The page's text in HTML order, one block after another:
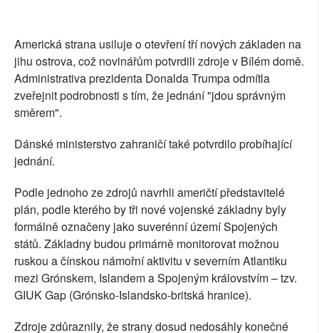
Americká strana usiluje o otevření tří nových základen na
jihu ostrova, což novinářům potvrdili zdroje v Bílém domě.
Administrativa prezidenta Donalda Trumpa odmítla
zveřejnit podrobnosti s tím, že jednání "jdou správným
směrem".
Dánské ministerstvo zahraničí také potvrdilo probíhající
jednání.
Podle jednoho ze zdrojů navrhli američtí představitelé
plán, podle kterého by tři nové vojenské základny byly
formálně označeny jako suverénní území Spojených
států. Základny budou primárně monitorovat možnou
ruskou a čínskou námořní aktivitu v severním Atlantiku
mezi Grónskem, Islandem a Spojeným královstvím – tzv.
GIUK Gap (Grónsko-Islandsko-britská hranice).
Zdroje zdůraznily, že strany dosud nedosáhly konečné